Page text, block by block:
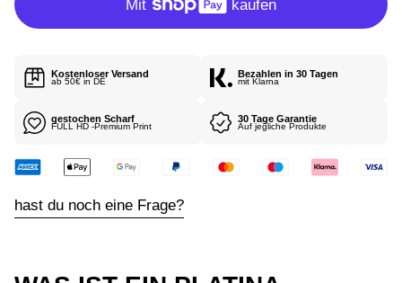
P
R
Kostenloser Versand
ab 50€ in DE
Bezahlen in 30 Tagen
mit Klarna
gestochen Scharf
FULL HD -Premium Print
30 Tage Garantie
Auf jegliche Produkte
hast du noch eine Frage?